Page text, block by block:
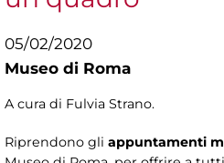
05/02/2020
Museo di Roma
A cura di Fulvia Strano.
Riprendono gli appuntamenti